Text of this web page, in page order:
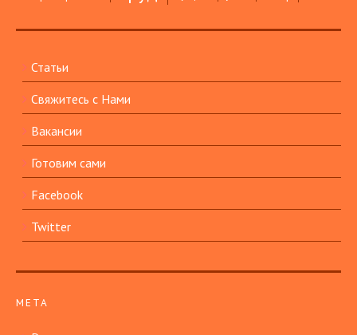
Статьи
Свяжитесь с Нами
Вакансии
Готовим сами
Facebook
Twitter
МЕТА